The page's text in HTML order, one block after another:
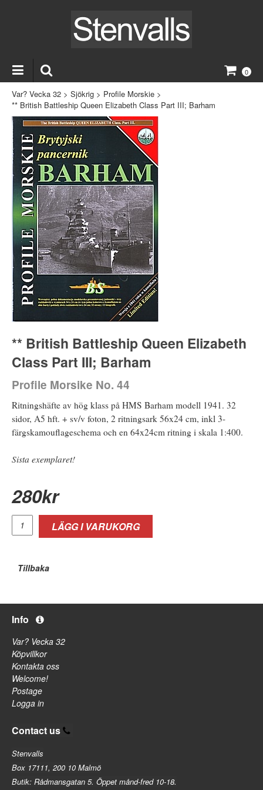
0
Var? Vecka 32 > Sjökrig > Profile Morskie >
** British Battleship Queen Elizabeth Class Part III; Barham
** British Battleship Queen Elizabeth
Class Part III; Barham
Profile Morsike No. 44
Ritningshäfte av hög klass på HMS Barham modell 1941. 32
sidor, A5 hft. + sv/v foton, 2 ritningsark 56x24 cm, inkl 3-
färgskamouflageschema och en 64x24cm ritning i skala 1:400.
Sista exemplaret!
280kr
LÄGG I VARUKORG
Tillbaka
Info
Var? Vecka 32
Köpvillkor
Kontakta oss
Welcome!
Postage
Logga in
Contact us
Stenvalls
Box 17111, 200 10 Malmö
Butik: Rådmansgatan 5. Öppet månd-fred 10-18.